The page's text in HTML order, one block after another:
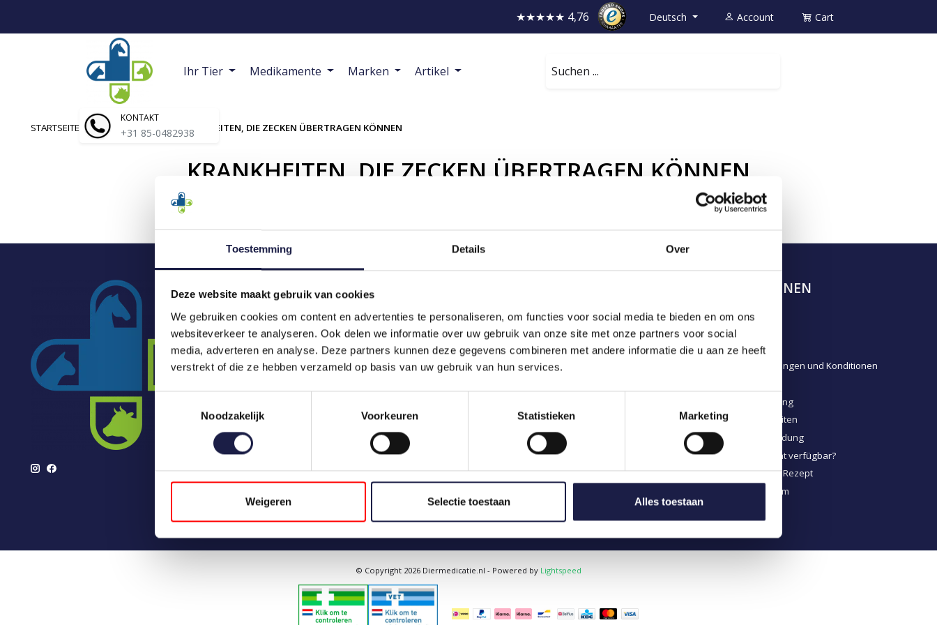
Toestemming Details Over
Deze website maakt gebruik van cookies
We gebruiken cookies om content en advertenties te personaliseren, om functies voor social media te bieden en om ons
websiteverkeer te analyseren. Ook delen we informatie over uw gebruik van onze site met onze partners voor social
media, adverteren en analyse. Deze partners kunnen deze gegevens combineren met andere informatie die u aan ze heeft
verstrekt of die ze hebben verzameld op basis van uw gebruik van hun services.
Noodzakelijk
Voorkeuren Statistieken Marketing
Weigeren Selectie toestaan Alles toestaan
★★★★★ 4,76 Deutsch Account Cart
Ihr Tier Medikamente Marken Artikel
KONTAKT
+31 85-0482938
STARTSEITE / ARTIKEL / ZECKEN / KRANKHEITEN, DIE ZECKEN ÜBERTRAGEN KÖNNEN
KRANKHEITEN, DIE ZECKEN ÜBERTRAGEN KÖNNEN
KATEGORIEN
Ihr Tier
Medikamente
Marken
Artikel
Kundenkonto anlegen
Meine Bestellungen
Meine Nachrichten (Tickets)
Mein Wunschzettel
INFORMATIONEN
Über uns
Tierapotheker
FAQ
Allgemeine Bedingungen und Konditionen
Datenschutzerklärung
Zahlungsmöglichkeiten
Versand & Rücksendung
Tierarzneimittel nicht verfügbar?
Tierarzneimittel auf Rezept
Kontakt & Impressum
© Copyright 2026 Diermedicatie.nl - Powered by Lightspeed